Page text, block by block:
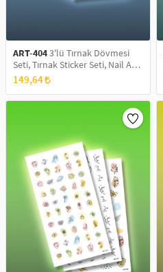
ART-4043'lü Tırnak Dövmesi
Seti, Tırnak Sticker Seti, Nail Art,
Tattoo
149,64